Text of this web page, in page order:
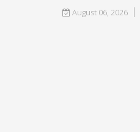
August 06, 2026